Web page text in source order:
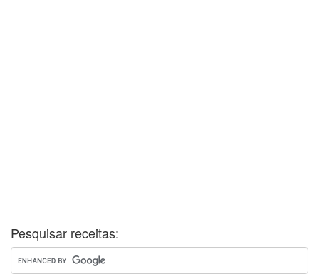
Pesquisar receitas: